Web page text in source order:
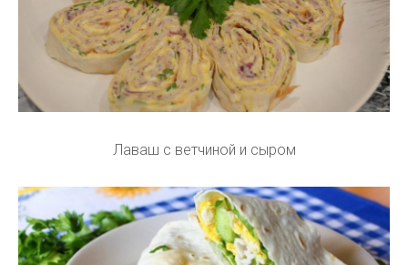
Лаваш с ветчиной и сыром